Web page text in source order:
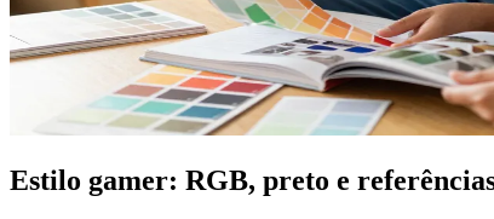
Estilo gamer: RGB, preto e